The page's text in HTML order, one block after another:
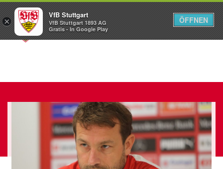
Menü
×
VfB Stuttgart
VfB Stuttgart 1893 AG
Gratis - In Google Play
ÖFFNEN